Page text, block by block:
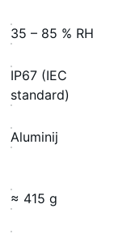
35 – 85 % RH
IP67 (IEC
standard)
Aluminij
≈ 415 g